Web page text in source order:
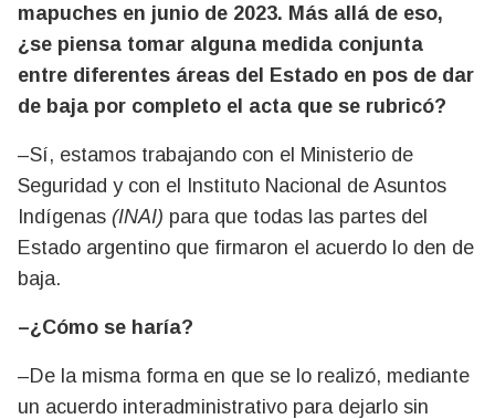
mapuches en junio de 2023. Más allá de eso,
¿se piensa tomar alguna medida conjunta
entre diferentes áreas del Estado en pos de dar
de baja por completo el acta que se rubricó?
–Sí, estamos trabajando con el Ministerio de
Seguridad y con el Instituto Nacional de Asuntos
Indígenas (INAI) para que todas las partes del
Estado argentino que firmaron el acuerdo lo den de
baja.
–¿Cómo se haría?
–De la misma forma en que se lo realizó, mediante
un acuerdo interadministrativo para dejarlo sin